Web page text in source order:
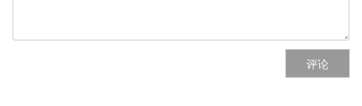
评论